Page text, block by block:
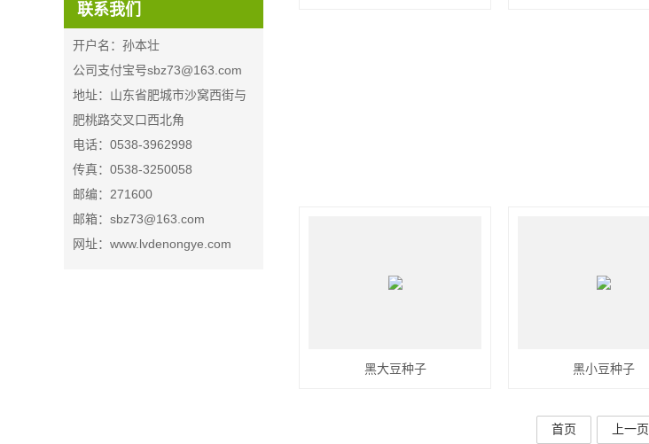
联系我们
开户名：孙本壮
公司支付宝号sbz73@163.com
地址：山东省肥城市沙窝西街与
肥桃路交叉口西北角
电话：0538-3962998
传真：0538-3250058
邮编：271600
邮箱：sbz73@163.com
网址：www.lvdenongye.com
黑大豆种子 黑小豆种子
首页 上一页